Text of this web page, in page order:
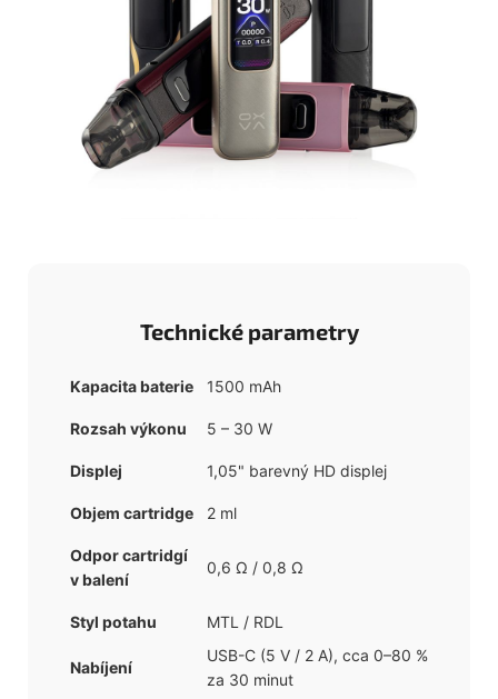
Technické parametry
Kapacita baterie 1500 mAh
Rozsah výkonu 5 – 30 W
Displej 1,05" barevný HD displej
Objem cartridge 2 ml
Odpor cartridgí
v balení
0,6 Ω / 0,8 Ω
Styl potahu MTL / RDL
Nabíjení
USB-C (5 V / 2 A), cca 0–80 %
za 30 minut